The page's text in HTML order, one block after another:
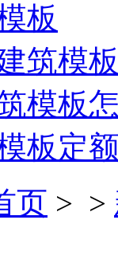
板
筑模
模板
板定
页 > >